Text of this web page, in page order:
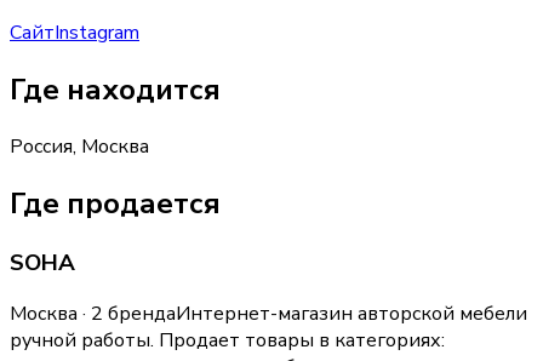
СайтInstagram
Где находится
Россия, Москва
Где продается
SOHA
Москва · 2 брендаИнтернет-магазин авторской мебели
ручной работы. Продает товары в категориях: